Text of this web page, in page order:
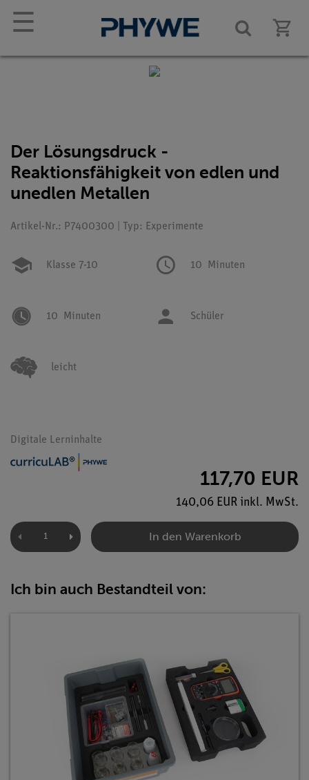
☰
Der Lösungsdruck -
Reaktionsfähigkeit von edlen und
unedlen Metallen
Artikel-Nr.: P7400300 | Typ: Experimente
Klasse 7-10 10 Minuten
10 Minuten Schüler
leicht
Digitale Lerninhalte
117,70 EUR
140,06 EUR inkl. MwSt.
In den Warenkorb
Ich bin auch Bestandteil von: